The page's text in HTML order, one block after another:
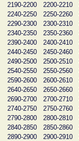
2190-2200
2200-2210
2240-2250
2250-2260
2290-2300
2300-2310
2340-2350
2350-2360
2390-2400
2400-2410
2440-2450
2450-2460
2490-2500
2500-2510
2540-2550
2550-2560
2590-2600
2600-2610
2640-2650
2650-2660
2690-2700
2700-2710
2740-2750
2750-2760
2790-2800
2800-2810
2840-2850
2850-2860
2890-2900
2900-2910